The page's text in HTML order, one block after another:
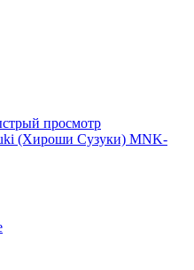
просмотр
(Хироши Сузуки) MNK-